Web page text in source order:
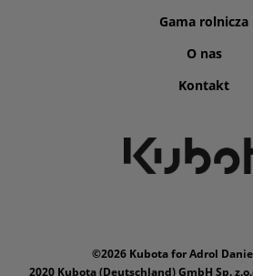
Gama rolnicza
O nas
Kontakt
©2026 Kubota for Adrol
2020 Kubota (Deutschland) GmbH Sp.